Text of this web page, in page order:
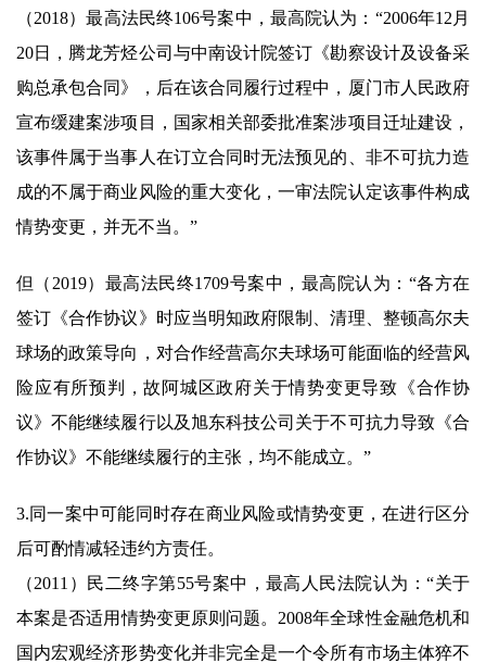
（2018）最高法民终106号案中，最高院认为：“2006年12月
20日，腾龙芳烃公司与中南设计院签订《勘察设计及设备采
购总承包合同》，后在该合同履行过程中，厦门市人民政府
宣布缓建案涉项目，国家相关部委批准案涉项目迁址建设，
该事件属于当事人在订立合同时无法预见的、非不可抗力造
成的不属于商业风险的重大变化，一审法院认定该事件构成
情势变更，并无不当。”
但（2019）最高法民终1709号案中，最高院认为：“各方在
签订《合作协议》时应当明知政府限制、清理、整顿高尔夫
球场的政策导向，对合作经营高尔夫球场可能面临的经营风
险应有所预判，故阿城区政府关于情势变更导致《合作协
议》不能继续履行以及旭东科技公司关于不可抗力导致《合
作协议》不能继续履行的主张，均不能成立。”
3.同一案中可能同时存在商业风险或情势变更，在进行区分
后可酌情减轻违约方责任。
（2011）民二终字第55号案中，最高人民法院认为：“关于
本案是否适用情势变更原则问题。2008年全球性金融危机和
国内宏观经济形势变化并非完全是一个令所有市场主体猝不